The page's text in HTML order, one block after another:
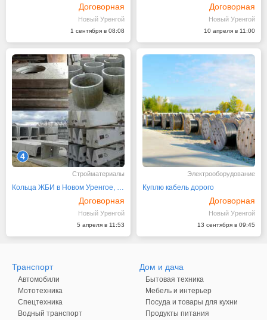
Договорная
Новый Уренгой
1 сентября в 08:08
Договорная
Новый Уренгой
10 апреля в 11:00
4
Стройматериалы
Кольца ЖБИ в Новом Уренгое, ЯНАО
Договорная
Новый Уренгой
5 апреля в 11:53
Электрооборудование
Куплю кабель дорого
Договорная
Новый Уренгой
13 сентября в 09:45
Транспорт
Автомобили
Мототехника
Спецтехника
Водный транспорт
Дом и дача
Бытовая техника
Мебель и интерьер
Посуда и товары для кухни
Продукты питания